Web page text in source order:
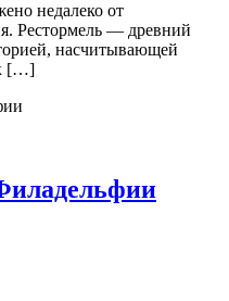
недалеко от
Рестормель — древний
насчитывающей
к […]